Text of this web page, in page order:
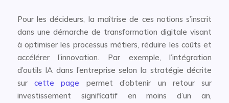
Pour les décideurs, la maîtrise de ces notions s’inscrit
dans une démarche de transformation digitale visant
à optimiser les processus métiers, réduire les coûts et
accélérer l’innovation. Par exemple, l’intégration
d’outils IA dans l’entreprise selon la stratégie décrite
sur cette page permet d’obtenir un retour sur
investissement significatif en moins d’un an,